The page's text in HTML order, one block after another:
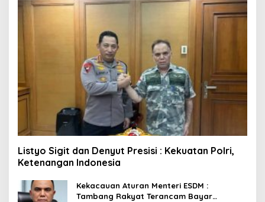
Listyo Sigit dan Denyut Presisi : Kekuatan Polri,
Ketenangan Indonesia
Kekacauan Aturan Menteri ESDM :
Tambang Rakyat Terancam Bayar